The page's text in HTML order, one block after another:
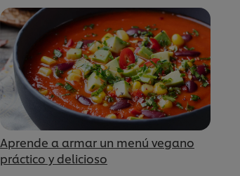
Aprende a armar un menú vegano
práctico y delicioso